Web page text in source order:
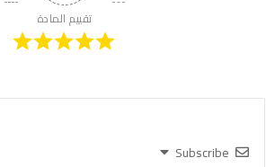
تقييم المادة
Subscribe